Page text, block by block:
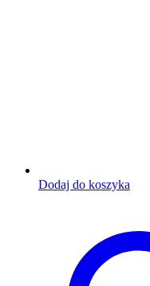
Dodaj do koszyka